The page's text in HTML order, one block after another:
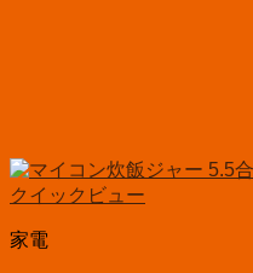
クイックビュー
家電